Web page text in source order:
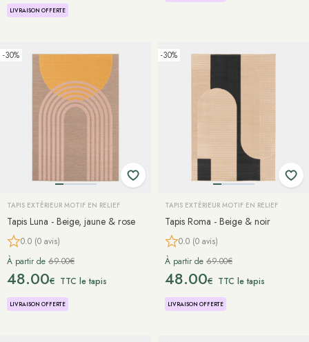
LIVRAISON OFFERTE
-30%
TAPIS EXTÉRIEUR MOTIF EN RELIEF
Tapis Luna - Beige, jaune & rose
0.0 (0 avis)
À partir de 69.00€
48.00€ TTC le tapis
LIVRAISON OFFERTE
-30%
TAPIS EXTÉRIEUR MOTIF EN RELIEF
Tapis Roma - Beige & noir
0.0 (0 avis)
À partir de 69.00€
48.00€ TTC le tapis
LIVRAISON OFFERTE